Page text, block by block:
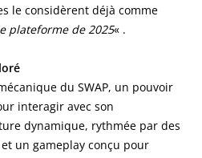
le considèrent déjà comme
plateforme de 2025« .
du SWAP, un pouvoir
interagir avec son
dynamique, rythmée par des
un gameplay conçu pour